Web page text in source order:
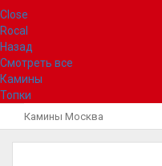
Close
Rocal
Назад
Смотреть все
Камины
Топки
Камины Москва